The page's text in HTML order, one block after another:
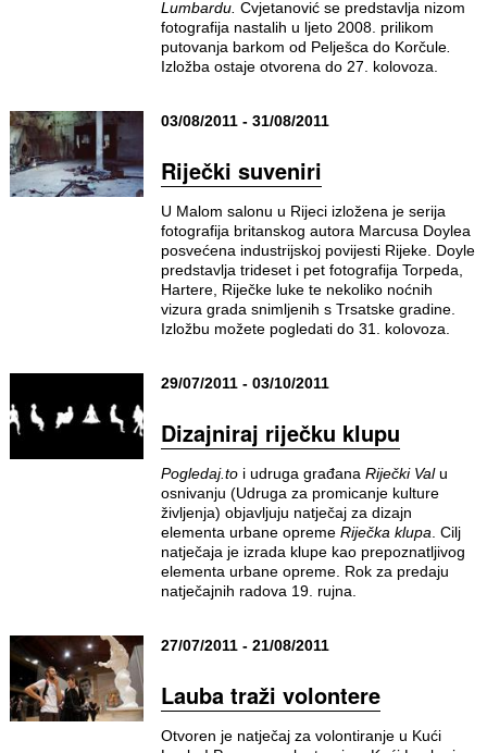
Lumbardu. Cvjetanović se predstavlja nizom
fotografija nastalih u ljeto 2008. prilikom
putovanja barkom od Pelješca do Korčule.
Izložba ostaje otvorena do 27. kolovoza.
03/08/2011 - 31/08/2011
Riječki suveniri
U Malom salonu u Rijeci izložena je serija
fotografija britanskog autora Marcusa Doylea
posvećena industrijskoj povijesti Rijeke. Doyle
predstavlja trideset i pet fotografija Torpeda,
Hartere, Riječke luke te nekoliko noćnih
vizura grada snimljenih s Trsatske gradine.
Izložbu možete pogledati do 31. kolovoza.
29/07/2011 - 03/10/2011
Dizajniraj riječku klupu
Pogledaj.toi udruga građana Riječki Valu
osnivanju (Udruga za promicanje kulture
življenja) objavljuju natječaj za dizajn
elementa urbane opreme Riječka klupa . Cilj
natječaja je izrada klupe kao prepoznatljivog
elementa urbane opreme. Rok za predaju
natječajnih radova 19. rujna.
27/07/2011 - 21/08/2011
Lauba traži volontere
Otvoren je natječaj za volontiranje u Kući